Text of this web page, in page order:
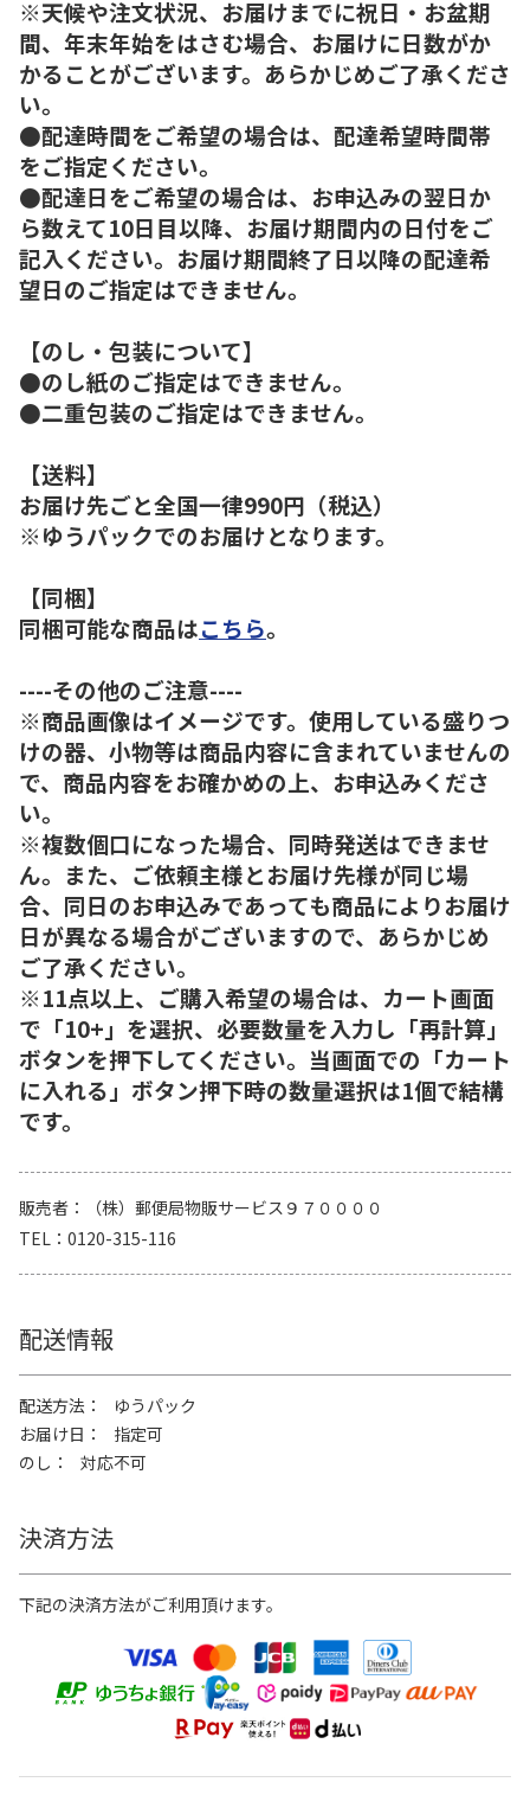
※天候や注文状況、お届けまでに祝日・お盆期
間、年末年始をはさむ場合、お届けに日数がか
かることがございます。あらかじめご了承くださ
い。
●配達時間をご希望の場合は、配達希望時間帯
をご指定ください。
●配達日をご希望の場合は、お申込みの翌日か
ら数えて10日目以降、お届け期間内の日付をご
記入ください。お届け期間終了日以降の配達希
望日のご指定はできません。
【のし・包装について】
●のし紙のご指定はできません。
●二重包装のご指定はできません。
【送料】
お届け先ごと全国一律990円（税込）
※ゆうパックでのお届けとなります。
【同梱】
同梱可能な商品はこちら。
----その他のご注意----
※商品画像はイメージです。使用している盛りつ
けの器、小物等は商品内容に含まれていませんの
で、商品内容をお確かめの上、お申込みくださ
い。
※複数個口になった場合、同時発送はできませ
ん。また、ご依頼主様とお届け先様が同じ場
合、同日のお申込みであっても商品によりお届け
日が異なる場合がございますので、あらかじめ
ご了承ください。
※11点以上、ご購入希望の場合は、カート画面
で「10+」を選択、必要数量を入力し「再計算」
ボタンを押下してください。当画面での「カート
に入れる」ボタン押下時の数量選択は1個で結構
です。
販売者
（株）郵便局物販サービス９７００００
TEL
0120-315-116
配送情報
配送方法
ゆうパック
お届け日
指定可
のし
対応不可
決済方法
下記の決済方法がご利用頂けます。